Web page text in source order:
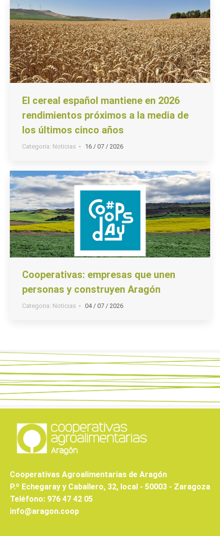
El cereal español mantiene en 2026
rendimientos próximos a la media de
los últimos cinco años
Categoria: Noticias 16 / 07 / 2026
Cooperativas: empresas que unen
personas y construyen Aragón
Categoria: Noticias 04 / 07 / 2026
Cooperativas Agroalimentarias de Aragón
P.º Echegaray y Caballero, 32, local - 50003 - Zaragoza
Teléfono: 976 47 42 05
info@aragon.coop